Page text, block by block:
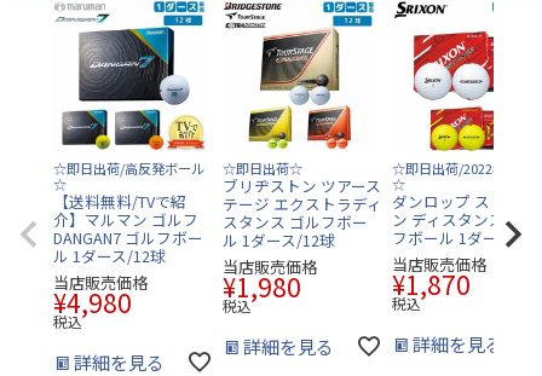
☆即日出荷/高反発ボール
☆
【送料無料/TVで紹
介】マルマン ゴルフ
DANGAN7 ゴルフボー
ル 1ダース/12球
当店販売価格
¥4,980
税込
詳細を見る
☆即日出荷☆
ブリヂストン ツアース
テージ エクストラディ
スタンス ゴルフボー
ル 1ダース/12球
当店販売価格
¥1,980
税込
詳細を見る
☆即日出荷/2022年モデ
☆
ダンロップ スリクソ
ン ディスタンス9 ゴ
フボール 1ダース/12
当店販売価格
¥1,870
税込
詳細を見る